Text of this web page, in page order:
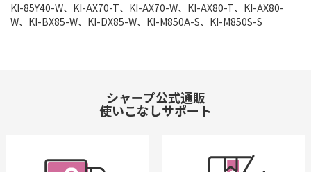
KI-85Y40-W、KI-AX70-T、KI-AX70-W、KI-AX80-T、KI-AX80-
W、KI-BX85-W、KI-DX85-W、KI-M850A-S、KI-M850S-S
シャープ公式通販
使いこなしサポート